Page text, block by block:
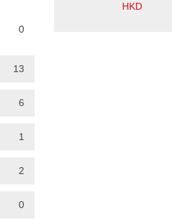
0
13
6
1
2
0
HKD